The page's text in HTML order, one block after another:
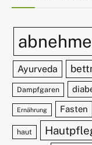
Ayurveda
Dampfgaren
Ernährung Fasten
haut